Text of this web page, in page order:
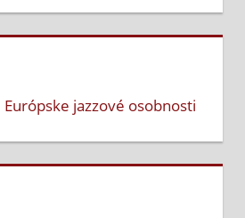
jazzové osobnosti